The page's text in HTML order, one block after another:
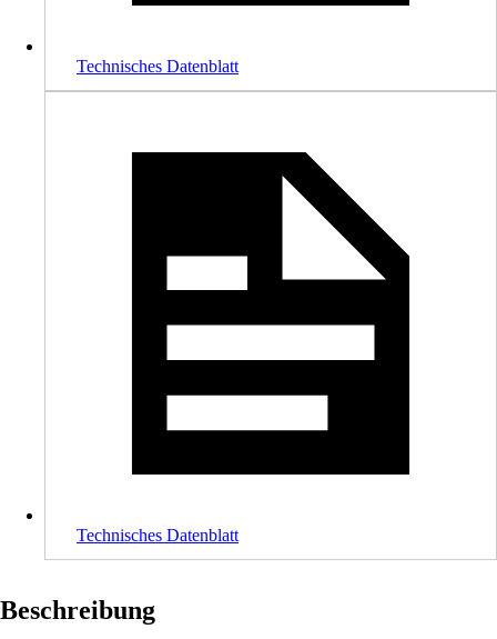
Technisches Datenblatt
Technisches Datenblatt
Beschreibung